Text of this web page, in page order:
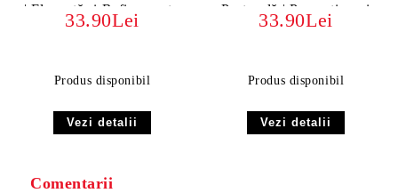
| Eleganță și Rafinament -
boabe sau macinata
33.90Lei
Produs disponibil
Vezi detalii
Portocală | Prospețime și
Energie
33.90Lei
Produs disponibil
Vezi detalii
Comentarii